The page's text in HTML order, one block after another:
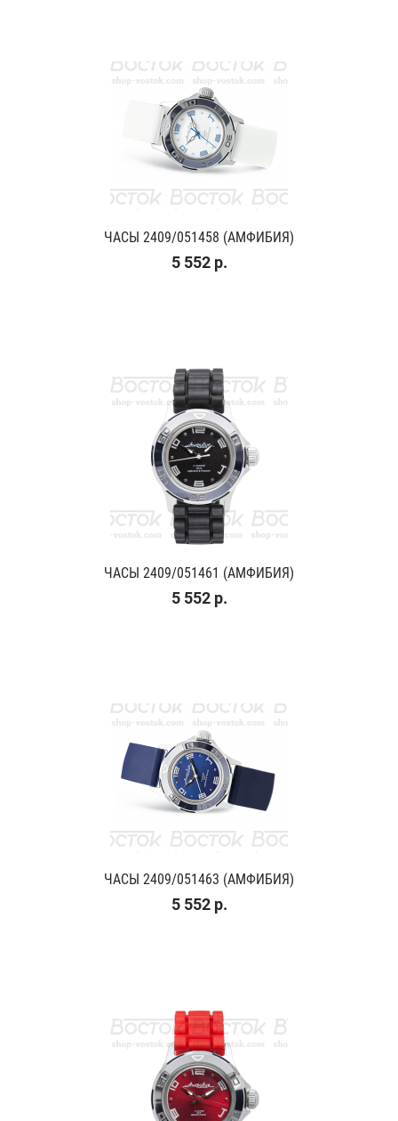
ЧАСЫ 2409/051458 (АМФИБИЯ)
5 552 р.
ЧАСЫ 2409/051461 (АМФИБИЯ)
5 552 р.
ЧАСЫ 2409/051463 (АМФИБИЯ)
5 552 р.